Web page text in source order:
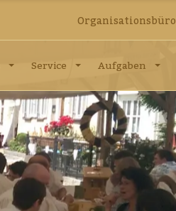
Organisationsbüro
Service Aufgaben